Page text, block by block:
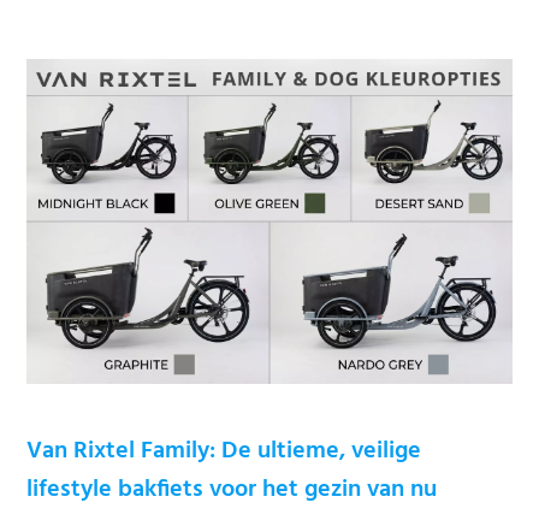
Van Rixtel Family: De ultieme, veilige
lifestyle bakfiets voor het gezin van nu